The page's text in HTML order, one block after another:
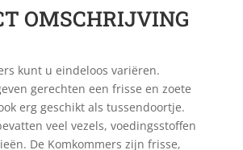
OMSCHRIJVING
kunt u eindeloos variëren.
gerechten een frisse en zoete
erg geschikt als tussendoortje.
veel vezels, voedingsstoffen
De Komkommers zijn frisse,